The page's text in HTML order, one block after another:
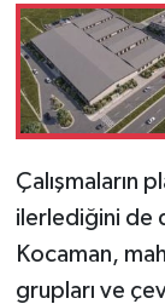
Çalışmaların
ilerlediğini de
Kocaman,
grupları ve